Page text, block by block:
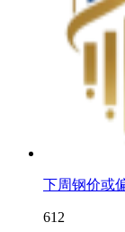
下周钢价或
612